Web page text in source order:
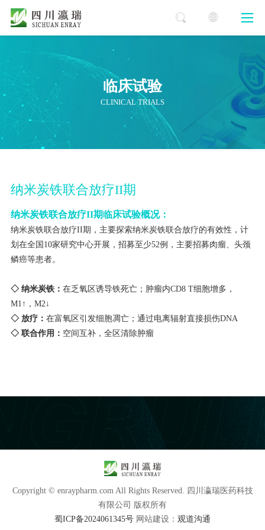
临床试验
CLINICAL TRIALS
纳米炭铁联合放疗II期
纳米炭铁联合放疗II期临床试验概况：
纳米炭铁联合放疗II期，主要探索纳米炭铁联合放疗的有效性，计
划在全国10家研究中心开展，招募至少52例，主要招募肉瘤、头颈
鳞癌等患者。
◇ 纳米炭铁： 在乏氧区诱导铁死亡；肿瘤内CD8 T细胞增多，
M1↑，M2↓
◇ 放疗： 在富氧区引发细胞凋亡；通过电离辐射直接损伤DNA
◇ 联合作用： 空间互补，全区清除肿瘤
Copyright © enraypharm.com All Rights Reserved. 四川瀛瑞医药科技
有限公司 版权所有
蜀ICP备2024061345号 网站建设： 观道沟通